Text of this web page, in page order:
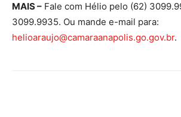
MAIS – Fale com Hélio pelo (62)
3099.9935. Ou mande e-mail para:
helioaraujo@camaraanapolis.go.gov.br.